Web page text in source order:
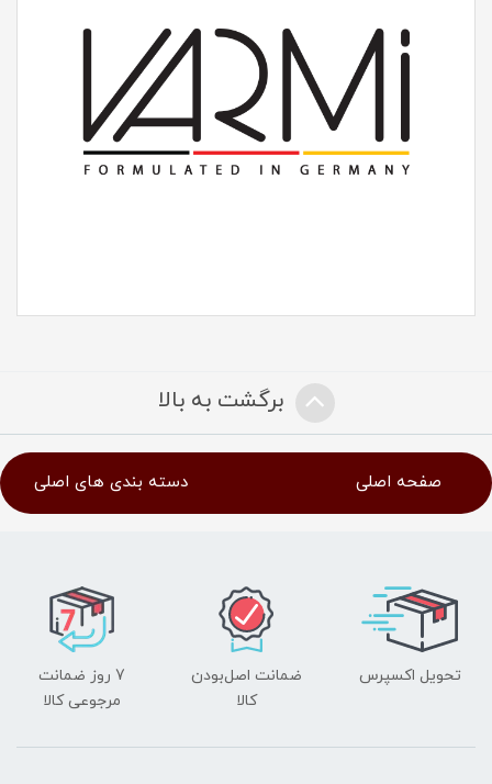
برگشت به بالا
صفحه اصلی دسته بندی های اصلی
تحویل اکسپرس
ضمانت اصل‌بودن
کالا
7 روز ضمانت
مرجوعی کالا